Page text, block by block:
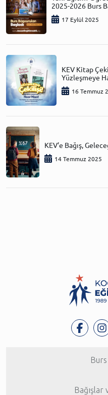
2025-2026 Burs
17 Eylül 2025
KEV Kitap
Yüzleşmeye
16 Temmuz
KEV’e Bağış,
14 Temmuz 2025